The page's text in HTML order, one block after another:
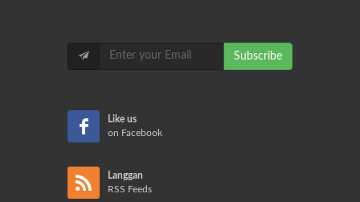
Subscribe
Like us
on Facebook
Langgan
RSS Feeds